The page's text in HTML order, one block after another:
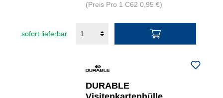
(Preis Pro 1 C62 0,95 €)
sofort lieferbar
DURABLE